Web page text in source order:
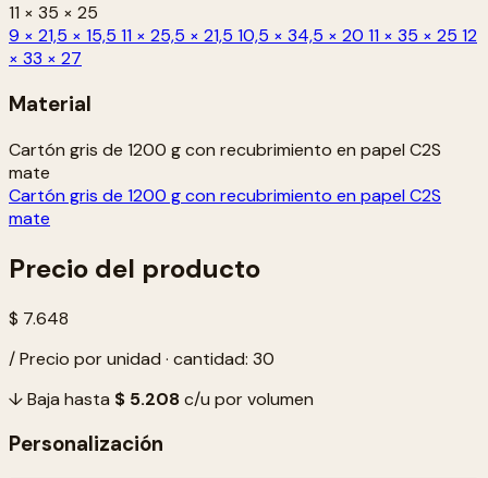
11 × 35 × 25
9 × 21,5 × 15,5 11 × 25,5 × 21,5 10,5 × 34,5 × 20 11 × 35 × 25 12
× 33 × 27
Material
Cartón gris de 1200 g con recubrimiento en papel C2S
mate
Cartón gris de 1200 g con recubrimiento en papel C2S
mate
Precio del producto
$ 7.648
/ Precio por unidad · cantidad: 30
↓ Baja hasta $ 5.208c/u por volumen
Personalización